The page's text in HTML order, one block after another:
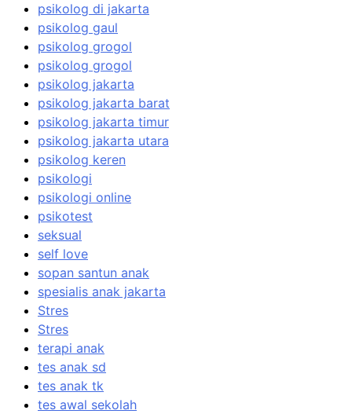
psikolog di jakarta
psikolog gaul
psikolog grogol
psikolog grogol
psikolog jakarta
psikolog jakarta barat
psikolog jakarta timur
psikolog jakarta utara
psikolog keren
psikologi
psikologi online
psikotest
seksual
self love
sopan santun anak
spesialis anak jakarta
Stres
Stres
terapi anak
tes anak sd
tes anak tk
tes awal sekolah